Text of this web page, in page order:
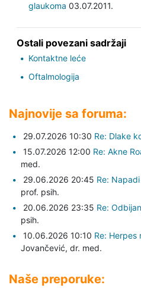
glaukoma 03.07.2011.
Ostali povezani sadržaji
Kontaktne leće
Oftalmologija
Najnovije sa foruma:
29.07.2026 10:30 Re: Dlake
15.07.2026 12:00 Re: Akne
med.
29.06.2026 20:45 Re:
prof. psih.
20.06.2026 23:35 Re:
psih.
10.06.2026 10:10 Re: Herpes
Jovančević, dr. med.
Naše preporuke: